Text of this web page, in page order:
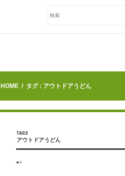
HOME タグ : アウトドアうどん
アウトドアうどん
●×